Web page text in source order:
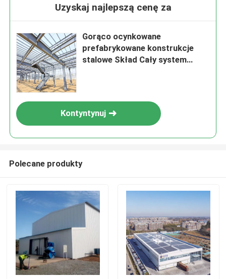
Do domu
Wycieczka po fabryce
Kontrola jakości
Uzyskaj najlepszą cenę za
Gorąco ocynkowane
prefabrykowane konstrukcje
stalowe Skład Cały system
Kontyntynuj
Polecane produkty